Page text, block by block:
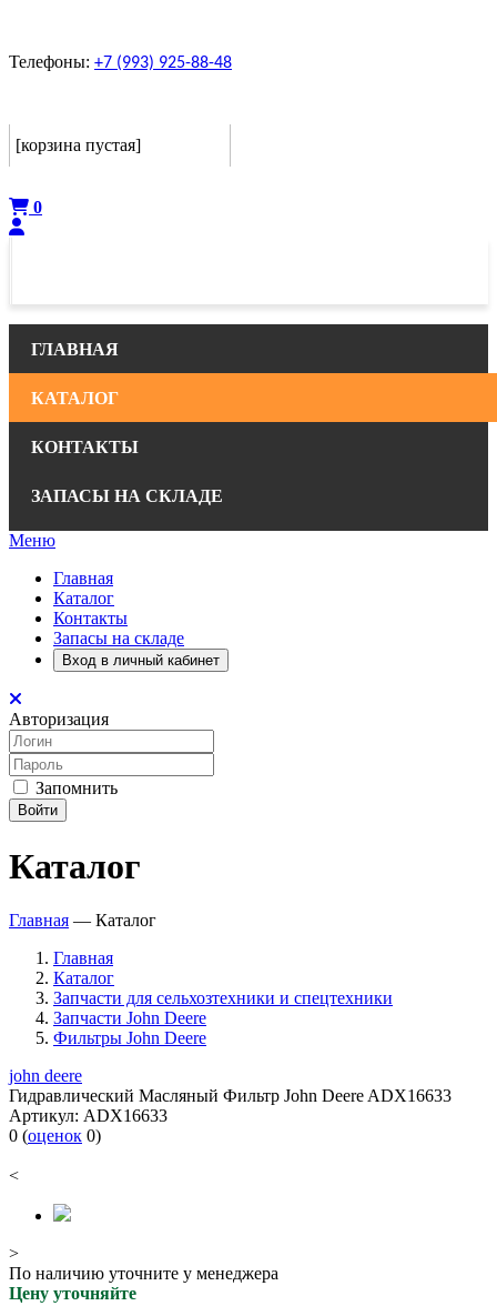
Телефоны: +7 (993) 925-88-48
[корзина пустая]
0
ГЛАВНАЯ
КАТАЛОГ
КОНТАКТЫ
ЗАПАСЫ НА СКЛАДЕ
Меню
Главная
Каталог
Контакты
Запасы на складе
Вход в личный кабинет
Авторизация
Запомнить
Войти
Каталог
Главная — Каталог
Главная
Каталог
Запчасти для сельхозтехники и спецтехники
Запчасти John Deere
Фильтры John Deere
john deere
Гидравлический Масляный Фильтр John Deere ADX16633
Артикул: ADX16633
0 (оценок 0)
<
>
По наличию уточните у менеджера
Цену уточняйте